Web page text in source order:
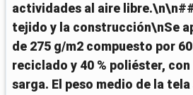
actividades al aire
tejido y la construcción\nSe
de 275 g/m2 compuesto por
reciclado y 40 % poliéster, con
sarga. El peso medio de la